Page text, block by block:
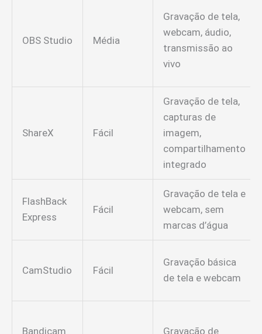
OBS Studio Média
Gravação de tela,
webcam, áudio,
transmissão ao
vivo
ShareX Fácil
Gravação de tela,
capturas de
imagem,
compartilhamento
integrado
FlashBack
Express
Fácil
Gravação de tela e
webcam, sem
marcas d’água
CamStudio Fácil
Gravação básica
de tela e webcam
Bandicam Gravação de